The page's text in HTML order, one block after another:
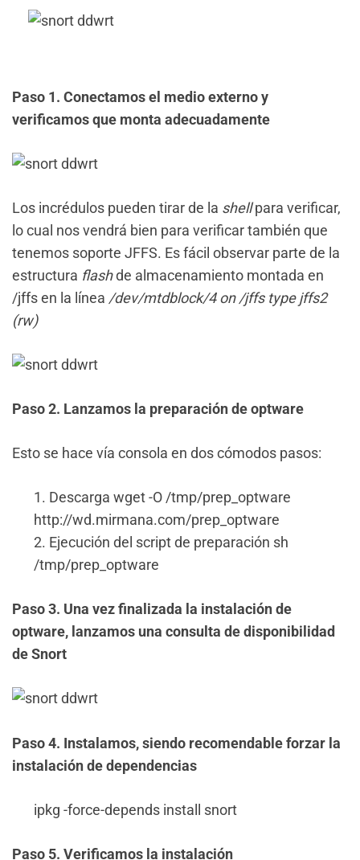
Paso 1. Conectamos el medio externo y
verificamos que monta adecuadamente
Los incrédulos pueden tirar de la shellpara verificar,
lo cual nos vendrá bien para verificar también que
tenemos soporte JFFS. Es fácil observar parte de la
estructura flashde almacenamiento montada en
/jffs en la línea /dev/mtdblock/4 on /jffs type jffs2
(rw)
Paso 2. Lanzamos la preparación de optware
Esto se hace vía consola en dos cómodos pasos:
1. Descarga wget -O /tmp/prep_optware
http://wd.mirmana.com/prep_optware
2. Ejecución del script de preparación sh
/tmp/prep_optware
Paso 3. Una vez finalizada la instalación de
optware, lanzamos una consulta de disponibilidad
de Snort
Paso 4. Instalamos, siendo recomendable forzar la
instalación de dependencias
ipkg -force-depends install snort
Paso 5. Verificamos la instalación